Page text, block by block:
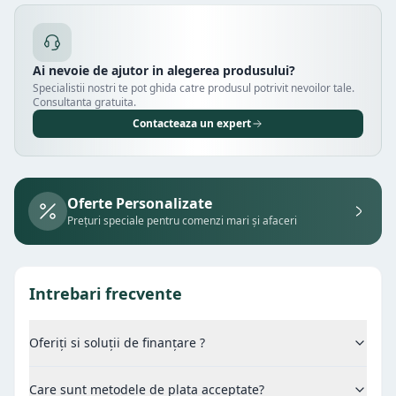
Ai nevoie de ajutor in alegerea produsului?
Specialistii nostri te pot ghida catre produsul potrivit nevoilor tale.
Consultanta gratuita.
Contacteaza un expert
Oferte Personalizate
Prețuri speciale pentru comenzi mari și afaceri
Intrebari frecvente
Oferiți si soluții de finanțare ?
Care sunt metodele de plata acceptate?